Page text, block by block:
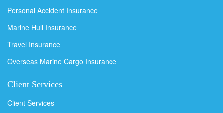
Personal Accident Insurance
Marine Hull Insurance
Travel Insurance
Overseas Marine Cargo Insurance
Client Services
Client Services